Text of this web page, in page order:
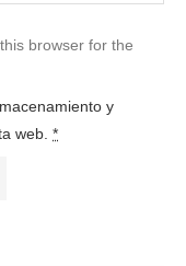
browser for the
y
web. *